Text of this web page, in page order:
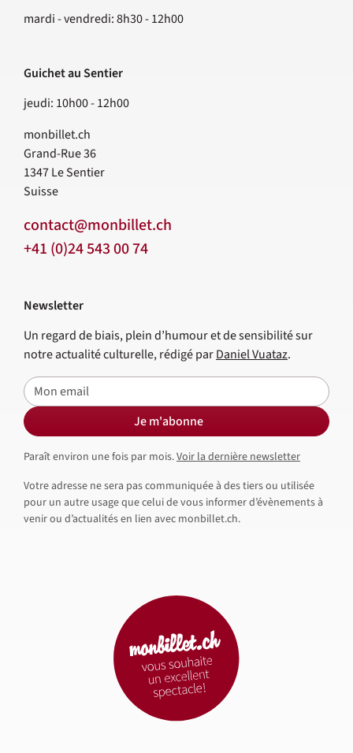
mardi - vendredi: 8h30 - 12h00
Guichet au Sentier
jeudi: 10h00 - 12h00
monbillet.ch
Grand-Rue 36
1347Le Sentier
Suisse
contact@monbillet.ch
+41 (0)24 543 00 74
Newsletter
Un regard de biais, plein d’humour et de sensibilité sur
notre actualité culturelle, rédigé parDaniel Vuataz.
E-mail
Je m'abonne
Paraît environ une fois par mois.Voir la dernière newsletter
Votre adresse ne sera pas communiquée à des tiers ou utilisée
pour un autre usage que celui de vous informer d’évènements à
venir ou d’actualités en lien avec monbillet.ch.